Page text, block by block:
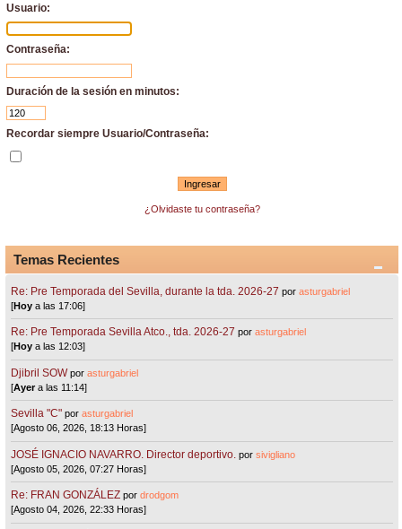
Usuario:
Contraseña:
Duración de la sesión en minutos:
Recordar siempre Usuario/Contraseña:
¿Olvidaste tu contraseña?
Temas Recientes
Re: Pre Temporada del Sevilla, durante la tda. 2026-27 porasturgabriel
[Hoy a las 17:06]
Re: Pre Temporada Sevilla Atco., tda. 2026-27 porasturgabriel
[Hoy a las 12:03]
Djibril SOW porasturgabriel
[Ayera las 11:14]
Sevilla "C"porasturgabriel
[Agosto 06, 2026, 18:13 Horas]
JOSÉ IGNACIO NAVARRO. Director deportivo. porsivigliano
[Agosto 05, 2026, 07:27 Horas]
Re: FRAN GONZÁLEZ pordrodgom
[Agosto 04, 2026, 22:33 Horas]